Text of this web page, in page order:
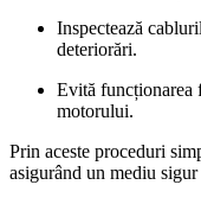
Inspectează
deteriorări.
Evită funcționarea
motorului.
Prin aceste proceduri
asigurând un mediu